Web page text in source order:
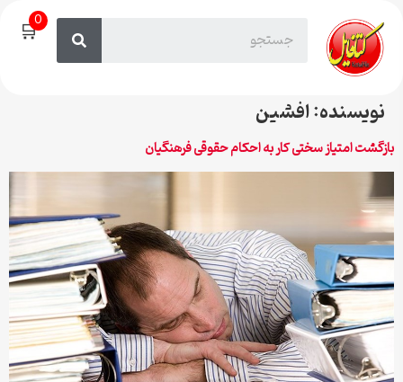
🛒0
نویسنده:افشین
بازگشت امتیاز سختی کار به احکام حقوقی فرهنگیان